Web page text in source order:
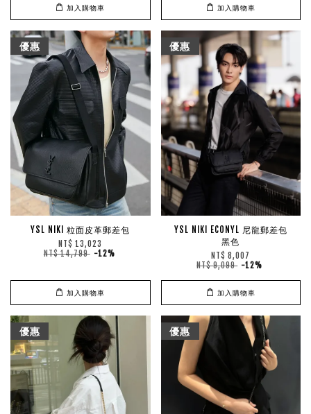
加入購物車 加入購物車
優惠
YSL NIKI 粒面皮革郵差包
NT$ 13,023
NT$ 14,799 -12%
加入購物車
優惠
YSL NIKI ECONYL 尼龍郵差包
黑色
NT$ 8,007
NT$ 9,099 -12%
加入購物車
優惠 優惠